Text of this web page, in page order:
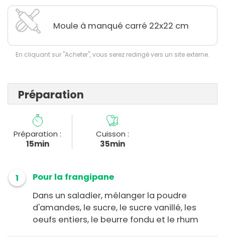
Moule à manqué carré 22x22 cm
En cliquant sur "Acheter", vous serez redirigé vers un site externe.
Préparation
Préparation :
15min
Cuisson :
35min
1
Pour la frangipane
Dans un saladier, mélanger la poudre
d'amandes, le sucre, le sucre vanillé, les
oeufs entiers, le beurre fondu et le rhum